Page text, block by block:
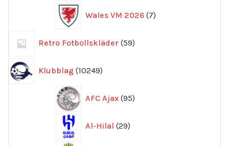
Wales VM 2026 7
produkter
Retro Fotbollskläder 59
produkter
Klubblag 10249
produkter
AFC Ajax 95
produkter
Al-Hilal 29
produkter